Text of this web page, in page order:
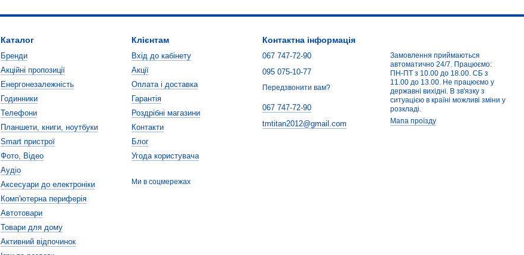
Каталог
Бренди
Акційні пропозиції
Енергонезалежність
Годинники
Телефони
Планшети, книги, ноутбуки
Smart пристрої
Фото, Відео
Аудіо
Аксесуари до електроніки
Комп'ютерна периферія
Автотовари
Товари для дому
Активний відпочинок
Клієнтам
Вхід до кабінету
Акції
Оплата і доставка
Гарантія
Роздрібні магазини
Контакти
Блог
Угода користувача
Ми в соцмережах
Контактна інформація
067 747-72-90
095 075-10-77
Передзвонити вам?
067 747-72-90
tmtitan2012@gmail.com
Замовлення приймаються
автоматично 24/7. Працюємо:
ПН-ПТ з 10.00 до 18.00. СБ з
11.00 до 13.00. Не працюємо у
державні вихідні. В зв'язку з
ситуацією в країні можливі зміни у
розкладі.
Мапа проїзду